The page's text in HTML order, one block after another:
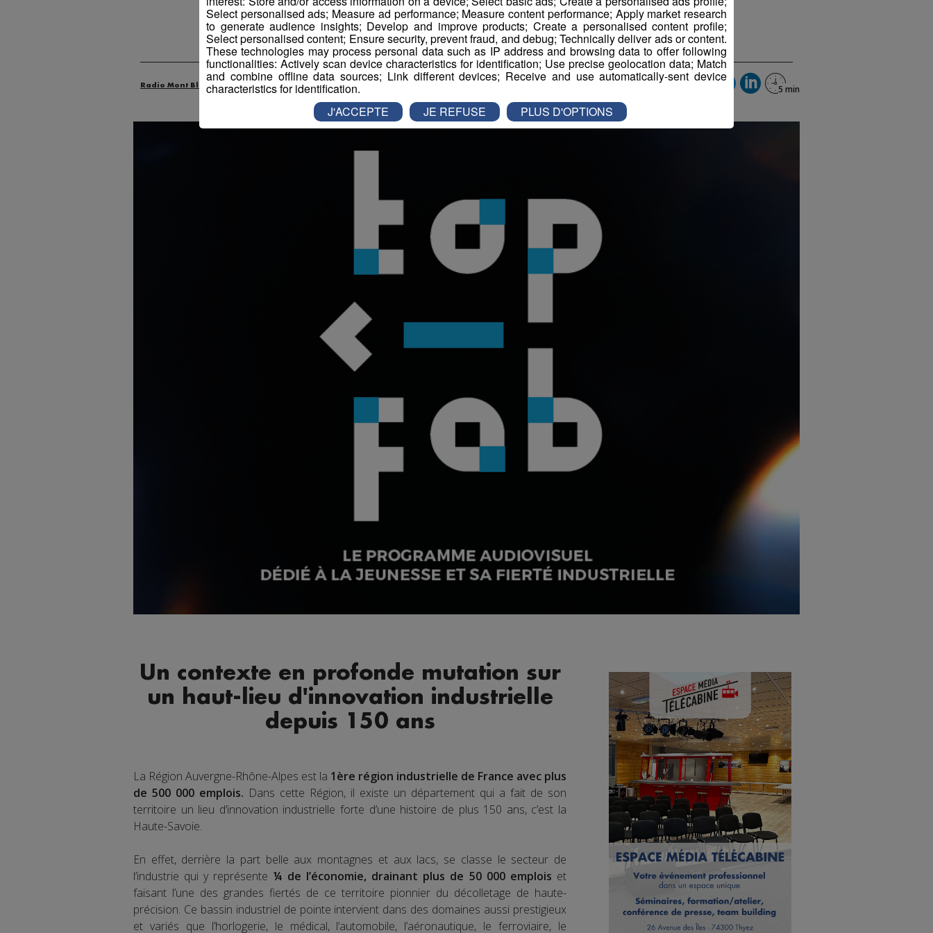
-3 septembre 2025 à 16h20-Mis à jour le 3 septembre 2025 à 16h20
Radio Mont Blanc Actus Industrie
Un contexte en profonde mutation sur
un haut-lieu d'innovation industrielle
depuis 150 ans
La Région Auvergne-Rhône-Alpes est la 1ère région industrielle de France avec plus
de 500 000 emplois. Dans cette Région, il existe un département qui a fait de son
territoire un lieu d’innovation industrielle forte d’une histoire de plus 150 ans, c’est la
Haute-Savoie.
En effet, derrière la part belle aux montagnes et aux lacs, se classe le secteur de
l’industrie qui y représente ¼ de l’économie, drainant plus de 50 000 emplois et
faisant l’une des grandes fiertés de ce territoire pionnier du décolletage de haute-
précision. Ce bassin industriel de pointe intervient dans des domaines aussi prestigieux
et variés que l’horlogerie, le médical, l’automobile, l’aéronautique, le ferroviaire, le
Select personalised ads; Measure ad performance; Measure content performance; Apply market research
to generate audience insights; Develop and improve products; Create a personalised content profile;
Select personalised content; Ensure security, prevent fraud, and debug; Technically deliver ads or content.
These technologies may process personal data such as IP address and browsing data to offer following
functionalities: Actively scan device characteristics for identification; Use precise geolocation data; Match
and combine offline data sources; Link different devices; Receive and use automatically-sent device
characteristics for identification.
J'ACCEPTE JE REFUSE PLUS D'OPTIONS